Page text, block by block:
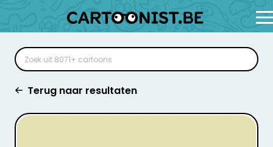
Terug naar resultaten